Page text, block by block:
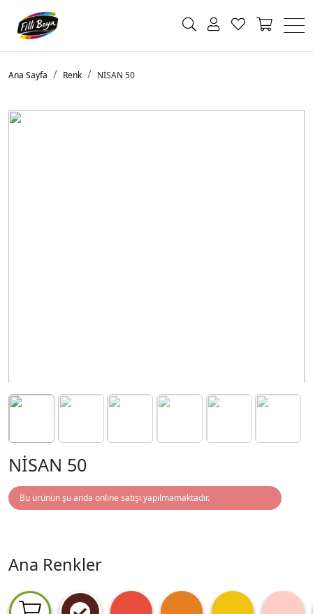
Ana Sayfa Renk NİSAN 50
NİSAN 50
Bu ürünün şu anda online satışı yapılmamaktadır.
Ana Renkler